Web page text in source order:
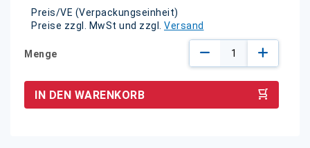
Preis/VE (Verpackungseinheit)
Preise zzgl. MwSt und zzgl. Versand
Menge
IN DEN WARENKORB